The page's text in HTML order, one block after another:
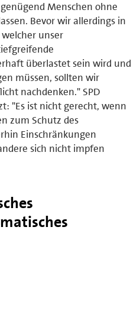
Menschen ohne
Bevor wir allerdings in
unser
überlastet sein wird und
müssen, sollten wir
nachdenken." SPD
"Es ist nicht gerecht, wenn
zum Schutz des
Einschränkungen
sich nicht impfen